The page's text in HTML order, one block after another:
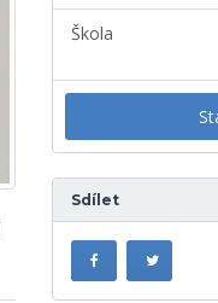
Škola
Sdílet